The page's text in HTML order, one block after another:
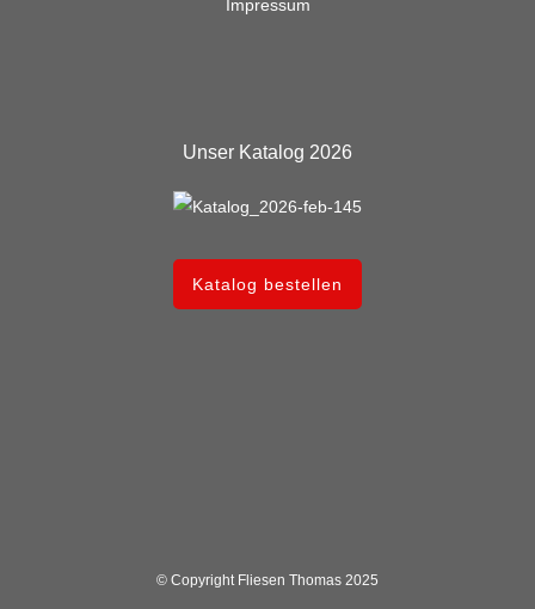
Impressum
Unser Katalog 2026
Katalog bestellen
© Copyright Fliesen Thomas 2025